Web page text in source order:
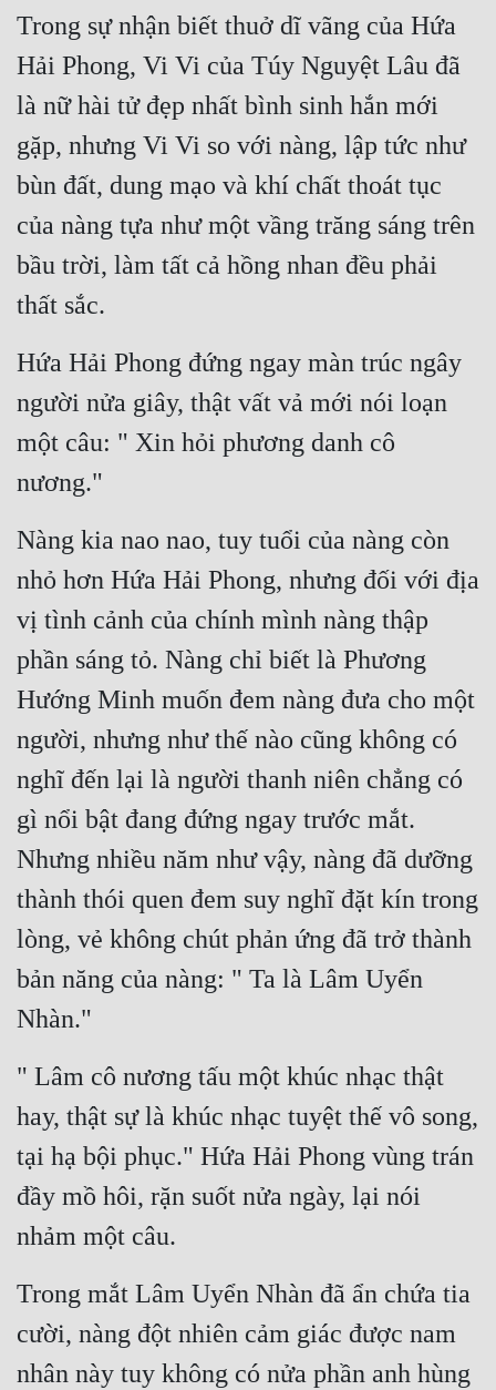
Trong sự nhận biết thuở dĩ vãng của Hứa
Hải Phong, Vi Vi của Túy Nguyệt Lâu đã
là nữ hài tử đẹp nhất bình sinh hắn mới
gặp, nhưng Vi Vi so với nàng, lập tức như
bùn đất, dung mạo và khí chất thoát tục
của nàng tựa như một vầng trăng sáng trên
bầu trời, làm tất cả hồng nhan đều phải
thất sắc.
Hứa Hải Phong đứng ngay màn trúc ngây
người nửa giây, thật vất vả mới nói loạn
một câu: " Xin hỏi phương danh cô
nương."
Nàng kia nao nao, tuy tuổi của nàng còn
nhỏ hơn Hứa Hải Phong, nhưng đối với địa
vị tình cảnh của chính mình nàng thập
phần sáng tỏ. Nàng chỉ biết là Phương
Hướng Minh muốn đem nàng đưa cho một
người, nhưng như thế nào cũng không có
nghĩ đến lại là người thanh niên chẳng có
gì nổi bật đang đứng ngay trước mắt.
Nhưng nhiều năm như vậy, nàng đã dưỡng
thành thói quen đem suy nghĩ đặt kín trong
lòng, vẻ không chút phản ứng đã trở thành
bản năng của nàng: " Ta là Lâm Uyển
Nhàn."
" Lâm cô nương tấu một khúc nhạc thật
hay, thật sự là khúc nhạc tuyệt thế vô song,
tại hạ bội phục." Hứa Hải Phong vùng trán
đầy mồ hôi, rặn suốt nửa ngày, lại nói
nhảm một câu.
Trong mắt Lâm Uyển Nhàn đã ẩn chứa tia
cười, nàng đột nhiên cảm giác được nam
nhân này tuy không có nửa phần anh hùng